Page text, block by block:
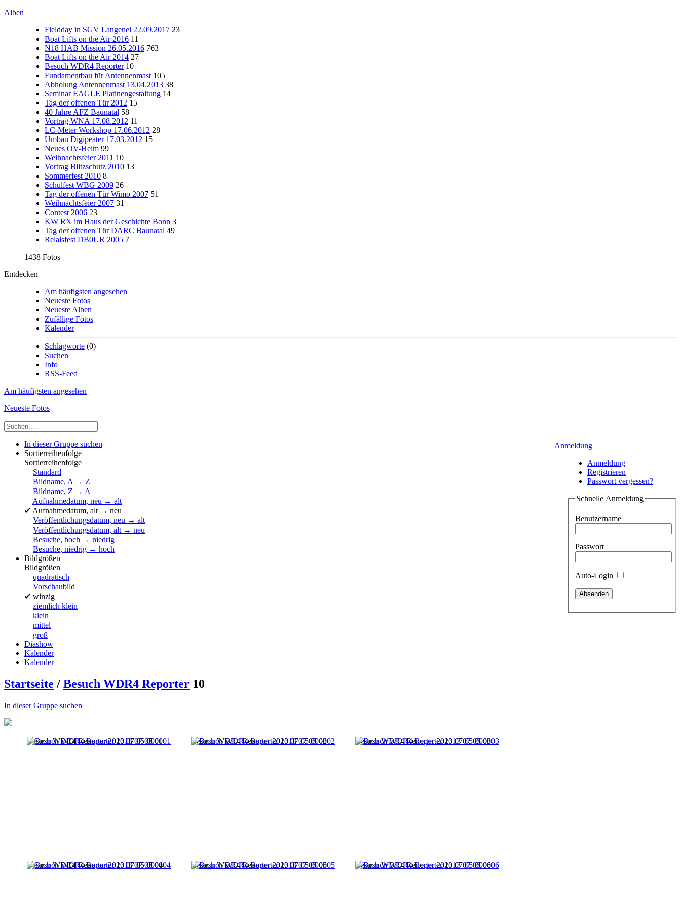
Alben
Fieldday in SGV Langenei 22.09.2017 23
Boat Lifts on the Air 2016 11
N18 HAB Mission 26.05.2016 763
Boat Lifts on the Air 2014 27
Besuch WDR4 Reporter 10
Fundamentbau für Antennenmast 105
Abholung Antennenmast 13.04.2013 38
Seminar EAGLE Platinengestaltung 14
Tag der offenen Tür 2012 15
40 Jahre AFZ Baunatal 58
Vortrag WNA 17.08.2012 11
LC-Meter Workshop 17.06.2012 28
Umbau Digipeater 17.03.2012 15
Neues OV-Heim 99
Weihnachtsfeier 2011 10
Vortrag Blitzschutz 2010 13
Sommerfest 2010 8
Schulfest WBG 2009 26
Tag der offenen Tür Wimo 2007 51
Weihnachtsfeier 2007 31
Contest 2006 23
KW RX im Haus der Geschichte Bonn 3
Tag der offenen Tür DARC Baunatal 49
Relaisfest DB0UR 2005 7
1438 Fotos
Entdecken
Am häufigsten angesehen
Neueste Fotos
Neueste Alben
Zufällige Fotos
Kalender
Schlagworte (0)
Suchen
Info
RSS-Feed
Am häufigsten angesehen
Neueste Fotos
Anmeldung
Anmeldung
Registrieren
Passwort vergessen?
Schnelle Anmeldung
Benutzername
Passwort
Auto-Login
In dieser Gruppe suchen
Sortierreihenfolge
Sortierreihenfolge
Standard
Bildname, A → Z
Bildname, Z → A
Aufnahmedatum, neu → alt
✔ Aufnahmedatum, alt → neu
Veröffentlichungsdatum, neu → alt
Veröffentlichungsdatum, alt → neu
Besuche, hoch → niedrig
Besuche, niedrig → hoch
Bildgrößen
Bildgrößen
quadratisch
Vorschaubild
✔ winzig
ziemlich klein
klein
mittel
groß
Diashow
Kalender
Kalender
Startseite / Besuch WDR4 Reporter 10
In dieser Gruppe suchen
Besuch WDR4 Reporter 2013 07 05 0001 Besuch WDR4 Reporter 2013 07 05 0002 Besuch WDR4 Reporter 2013 07 05 0003
Besuch WDR4 Reporter 2013 07 05 0004 Besuch WDR4 Reporter 2013 07 05 0005 Besuch WDR4 Reporter 2013 07 05 0006